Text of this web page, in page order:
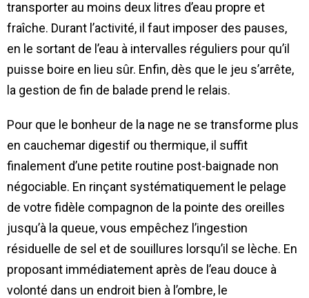
transporter au moins deux litres d’eau propre et
fraîche. Durant l’activité, il faut imposer des pauses,
en le sortant de l’eau à intervalles réguliers pour qu’il
puisse boire en lieu sûr. Enfin, dès que le jeu s’arrête,
la gestion de fin de balade prend le relais.
Pour que le bonheur de la nage ne se transforme plus
en cauchemar digestif ou thermique, il suffit
finalement d’une petite routine post-baignade non
négociable. En rinçant systématiquement le pelage
de votre fidèle compagnon de la pointe des oreilles
jusqu’à la queue, vous empêchez l’ingestion
résiduelle de sel et de souillures lorsqu’il se lèche. En
proposant immédiatement après de l’eau douce à
volonté dans un endroit bien à l’ombre, le